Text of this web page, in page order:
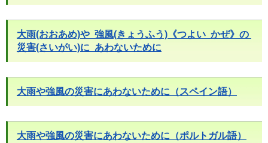
大雨(おおあめ)や 強風(きょうふう)《つよい かぜ》の
災害(さいがい)に あわないために
大雨や強風の災害にあわないために（スペイン語）
大雨や強風の災害にあわないために（ポルトガル語）